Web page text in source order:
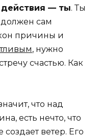
действия — ты. Ты
сам
причины и
, нужно
счастью. Как
что над
есть нечто, что
ветер. Его